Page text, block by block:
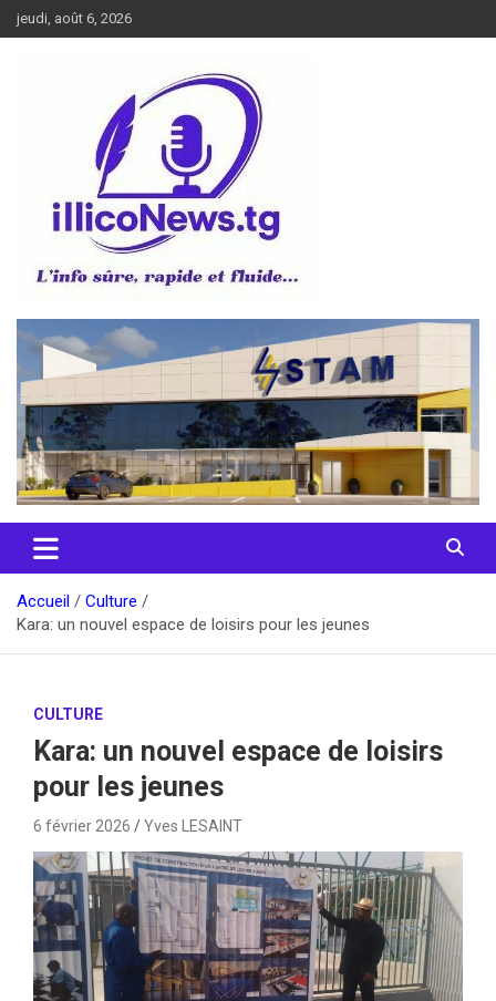
Aller
au
jeudi, août 6, 2026
illiconews
Accueil
Culture
Kara: un nouvel espace de loisirs pour les jeunes
CULTURE
Kara: un nouvel espace de loisirs
pour les jeunes
6 février 2026 Yves LESAINT